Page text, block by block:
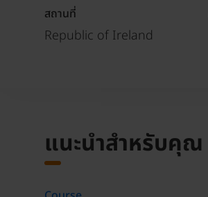
สถานที่
Republic of Ireland
แนะนำสำหรับคุณ